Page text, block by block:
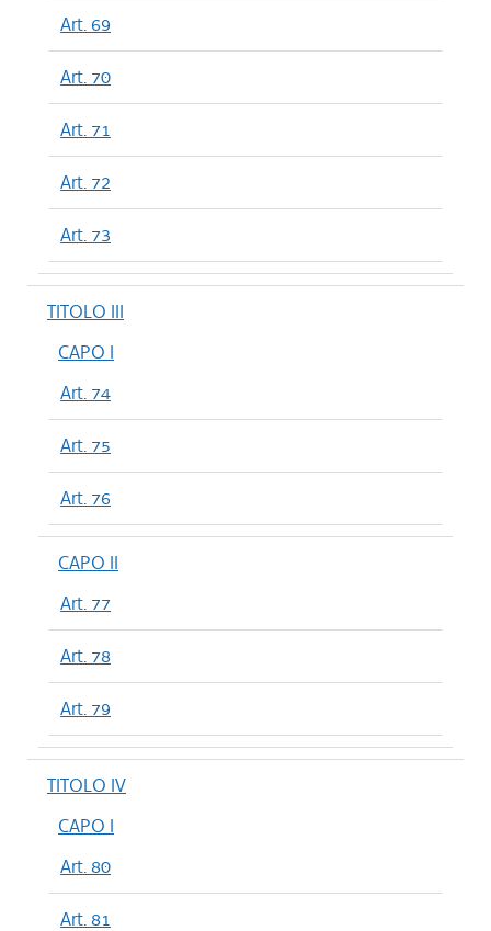
Art. 69
Art. 70
Art. 71
Art. 72
Art. 73
TITOLO III
CAPO I
Art. 74
Art. 75
Art. 76
CAPO II
Art. 77
Art. 78
Art. 79
TITOLO IV
CAPO I
Art. 80
Art. 81